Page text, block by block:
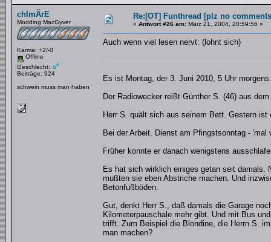
chImÄrE
Modding MacGyver
Karma: +2/-0
Offline
Geschlecht:
Beiträge: 924
schwein muss man haben
Re:[OT] Funthread [plz no
« Antwort #26 am: März 21, 2004, 20:59:56 »
Auch wenn viel lesen nervt: (lohnt sich)
Es ist Montag, der 3. Juni 2010, 5 Uhr morgens.
Der Radiowecker reißt Günther S. (46) aus
Herr S. quält sich aus seinem Bett. Gestern ist
Bei der Arbeit. Dienst am Pfingstsonntag - 'mal
Früher konnte er danach wenigstens
Es hat sich wirklich einiges getan seit damals.
mußten sie eben Abstriche machen. Und
Betonfußböden.
Gut, denkt Herr S., daß damals die Garage
Kilometerpauschale mehr gibt. Und mit Bus
trifft. Zum Beispiel die Blondine, die Herrn S.
man machen?